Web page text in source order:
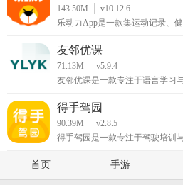
143.50M
v10.12.6
乐动力App是一款集运动记录、
友邻优课
71.13M
v5.9.4
友邻优课是一款专注于语言学习
得手驾园
90.39M
v2.8.5
得手驾园是一款专注于驾驶培训
首页 手游